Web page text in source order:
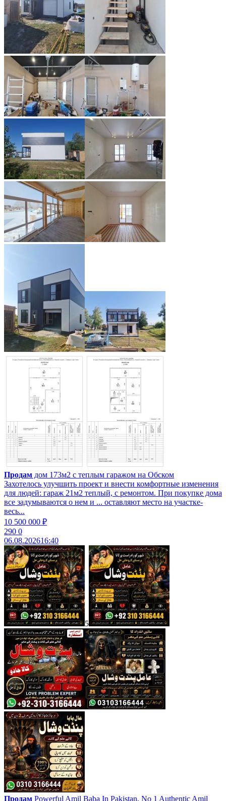
Продам дом 173м2 с теплым гаражом на Обском
Захотелось улучшить проект и внести комфортные изменения
для людей: гараж 21м2 теплый, с ремонтом. При покупке дома
все задумываются о нем и ... оставляют место на участке-
весь...
10 500 000 ₽
290 0
06.08.202616:40
5
Продам Powerful Amil Baba In Pakistan, No 1 Authentic Amil